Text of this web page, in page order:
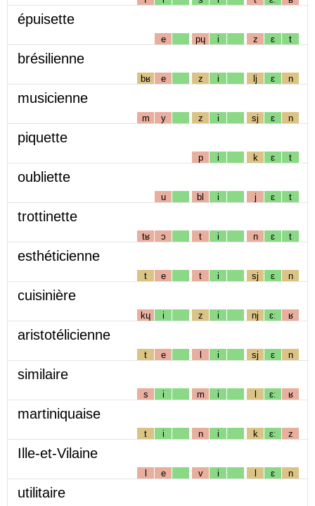
épuisette
e pɥ i z ɛ t
brésilienne
bʁ e z i lj ɛ n
musicienne
m y z i sj ɛ n
piquette
p i k ɛ t
oubliette
u bl i j ɛ t
trottinette
tʁ ɔ t i n ɛ t
esthéticienne
t e t i sj ɛ n
cuisinière
kɥ i z i nj ɛː ʁ
aristotélicienne
t e l i sj ɛ n
similaire
s i m i l ɛː ʁ
martiniquaise
t i n i k ɛː z
Ille-et-Vilaine
l e v i l ɛ n
utilitaire